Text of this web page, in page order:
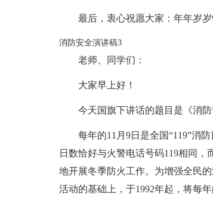
最后，衷心祝愿大家：年年岁
消防安全演讲稿3
老师、同学们：
大家早上好！
今天国旗下讲话的题目是《消
每年的11月9日是全国“119”消
日数恰好与火警电话号码119相同
地开展冬季防火工作。为增强全民
活动的基础上，于1992年起，将每年